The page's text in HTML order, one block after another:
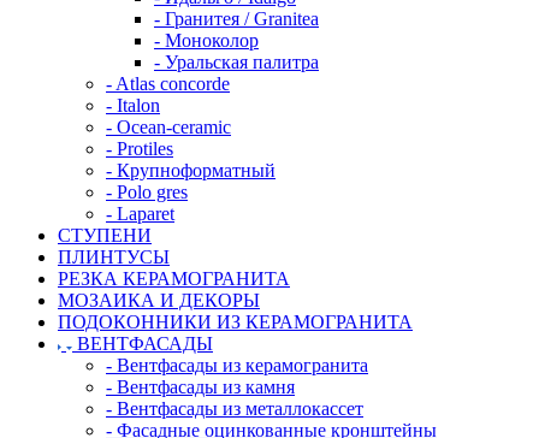
- Гранитея / Granitea
- Моноколор
- Уральская палитра
- Atlas concorde
- Italon
- Ocean-ceramic
- Protiles
- Крупноформатный
- Polo gres
- Laparet
СТУПЕНИ
ПЛИНТУСЫ
РЕЗКА КЕРАМОГРАНИТА
МОЗАИКА И ДЕКОРЫ
ПОДОКОННИКИ ИЗ КЕРАМОГРАНИТА
ВЕНТФАСАДЫ
- Вентфасады из керамогранита
- Вентфасады из камня
- Вентфасады из металлокассет
- Фасадные оцинкованные кронштейны